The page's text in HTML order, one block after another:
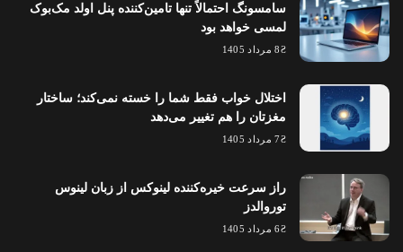
سامسونگ احتمالاً تنها تامین‌کننده پنل اولد مک‌بوک
لمسی خواهد بود
8 مرداد 1405
اختلال خواب فقط شما را خسته نمی‌کند؛ ساختار
مغزتان را هم تغییر می‌دهد
7 مرداد 1405
راز سرعت خیره‌کننده لینوکس از زبان لینوس
توروالدز
6 مرداد 1405